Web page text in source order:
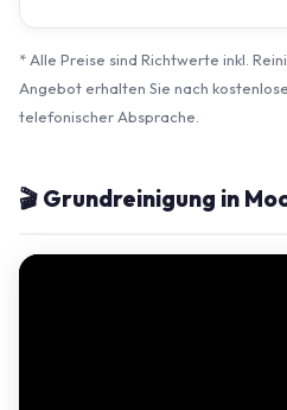
* Alle Preise sind Richtwerte inkl.
Angebot erhalten Sie nach
telefonischer Absprache.
🎬 Grundreinigung in